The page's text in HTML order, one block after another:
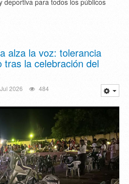
alza la voz: tolerancia
tras la celebración del
2026 484